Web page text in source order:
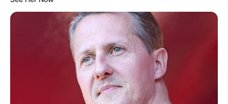
Bad Liebenstein
Salzungen- Eisenach-